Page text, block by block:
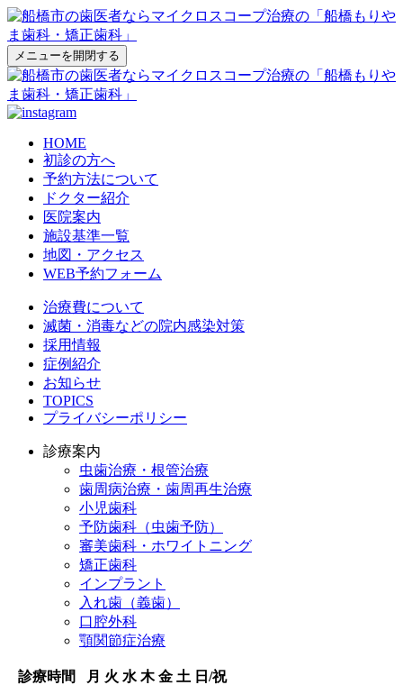
メニューを開閉する
HOME
初診の方へ
予約方法について
ドクター紹介
医院案内
施設基準一覧
地図・アクセス
WEB予約フォーム
治療費について
滅菌・消毒などの院内感染対策
採用情報
症例紹介
お知らせ
TOPICS
プライバシーポリシー
診療案内
虫歯治療・根管治療
歯周病治療・歯周再生治療
小児歯科
予防歯科（虫歯予防）
審美歯科・ホワイトニング
矯正歯科
インプラント
入れ歯（義歯）
口腔外科
顎関節症治療
診療時間 月 火 水 木 金 土 日/祝